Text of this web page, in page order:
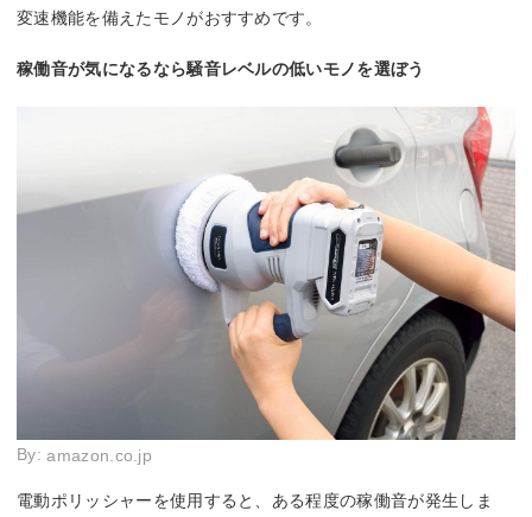
変速機能を備えたモノがおすすめです。
稼働音が気になるなら騒音レベルの低いモノを選ぼう
By:amazon.co.jp
電動ポリッシャーを使用すると、ある程度の稼働音が発生しま